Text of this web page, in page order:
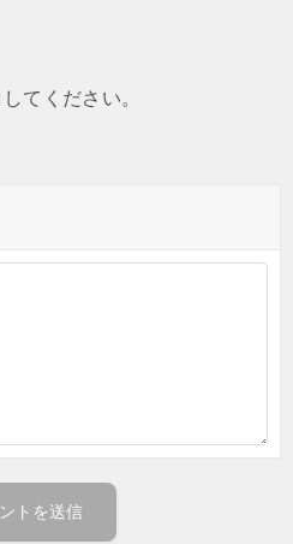
てください。